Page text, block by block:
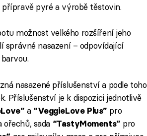
pyré a výrobě těstovin.
možnost velkého rozšíření jeho
správné nasazení – odpovídající
nasazené příslušenství a podle toho
Příslušenství je k dispozici jednotlivě
a “VeggieLove Plus” pro
sada “TastyMoments” pro